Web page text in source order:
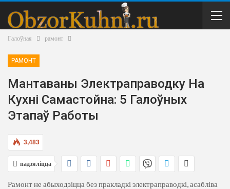
Галоўная рамонт
РАМОНТ
Мантаваны Электраправодку На
Кухні Самастойна: 5 Галоўных
Этапаў Работы
3,483
падзяліцца
Рамонт не абыходзіцца без пракладкі электраправодкі, асабліва